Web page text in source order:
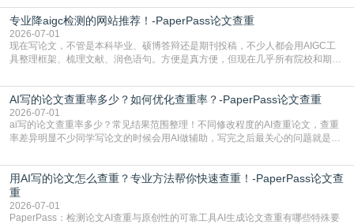
自带不可忽视的查重风险。AI训练依赖海量公开的文本数据，生成内容本质是基
于训练数据的概率拼接，不是从零开始的原创创作。生成过程中，很容易复用已
有的高频公共表述，甚至直接拼接已经公开
专业降aigc检测的网站推荐！-PaperPass论文查重
2026-07-01
现在写论文，不管是本科毕业、硕博答辩还是期刊投稿，不少人都会用AIGC工
具整理框架、梳理文献、润色语句。方便是真方便，但现在几乎所有院校和期刊
五遍还是过不了预检测的大有人在，这时候，找到靠谱的降AIGC检测率的网
站，就能少走好多弯路。PaperPass：守护学术原创性的智能伙伴AIGC生成内
容的学术合规痛点去年帮一个本科师弟改
AI写的论文查重率多少？如何优化查重率？-PaperPass论文查重
2026-07-01
ai写的论文查重率多少？常见结果范围整理！不同修改程度的AI查重论文，查重
率差异明显不少同学写论文的时候会用AI做辅助，写完之后最关心的问题就是ai
实际情况和大家想的不太一样。AI训练依赖海量公开学术文献、网络内容，生成
内容本质是按照语义概率拼接已有内容，很容易和已发布的作品撞重复，甚至会
直接引用整段已有内容，所以查重率偏高是
用AI写的论文怎么查重？专业方法帮你快速查重！-PaperPass论文查
重
2026-07-01
PaperPass：检测论文AI查重与原创性的可靠工具AI生成论文查重有哪些特殊要